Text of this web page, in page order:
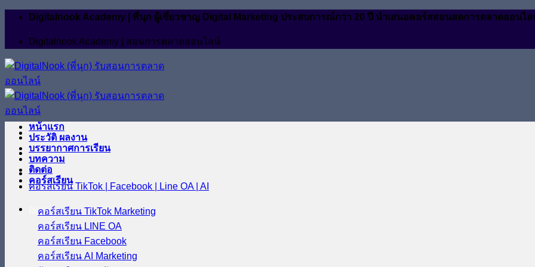
ข้าม
เนื้อหา
Digitalnook Academy | พี่นุก ผู้เชี่ยวชาญ Digital Marketing ประสบการณ์กว่า 20 ปี นำเสนอคอร์สสอนสดการตลาดออนไล
Digitalnook Academy | สอนการตลาดออนไลน์
คอร์สเรียน TikTok | Facebook | Line OA | AI
ติดต่อ
หน้าแรก
ประวัติ ผลงาน
บรรยากาศการเรียน
บทความ
ติดต่อ
คอร์สเรียน
คอร์สเรียน TikTok Marketing
คอร์สเรียน LINE OA
คอร์สเรียน Facebook
คอร์สเรียน AI Marketing